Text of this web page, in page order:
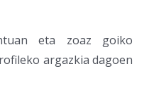
eta zoaz goiko
argazkia dagoen